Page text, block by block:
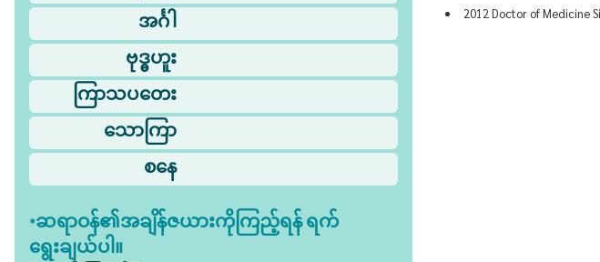
အင်္ဂါ
ဗုဒ္ဓဟူး
ကြာသပတေး
သောကြာ
စနေ
*ဆရာဝန်၏အချိန်ဇယားကိုကြည့်ရန် ရက်
ရွေးချယ်ပါ။
2012 Doctor of Medicine